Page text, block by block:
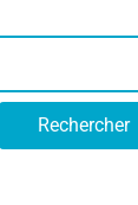
Rechercher